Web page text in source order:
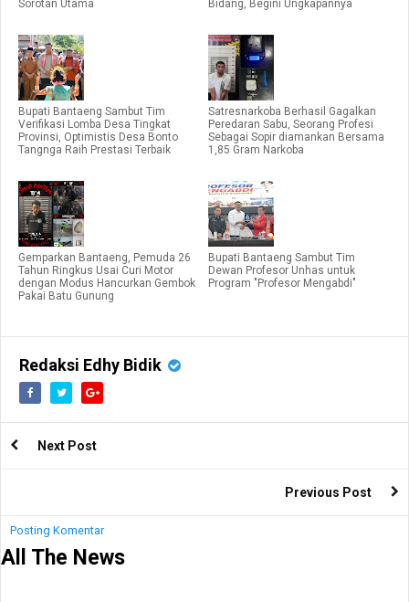
Sorotan Utama
Bidang, Begini Ungkapannya
Bupati Bantaeng Sambut Tim
Verifikasi Lomba Desa Tingkat
Provinsi, Optimistis Desa Bonto
Tangnga Raih Prestasi Terbaik
Satresnarkoba Berhasil Gagalkan
Peredaran Sabu, Seorang Profesi
Sebagai Sopir diamankan Bersama
1,85 Gram Narkoba
Gemparkan Bantaeng, Pemuda 26
Tahun Ringkus Usai Curi Motor
dengan Modus Hancurkan Gembok
Pakai Batu Gunung
Bupati Bantaeng Sambut Tim
Dewan Profesor Unhas untuk
Program "Profesor Mengabdi"
Redaksi Edhy Bidik
Next Post
Previous Post
Posting Komentar
All The News